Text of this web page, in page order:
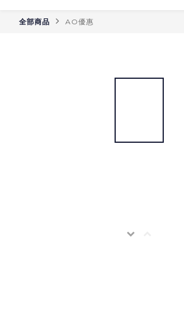
全部商品 AO優惠